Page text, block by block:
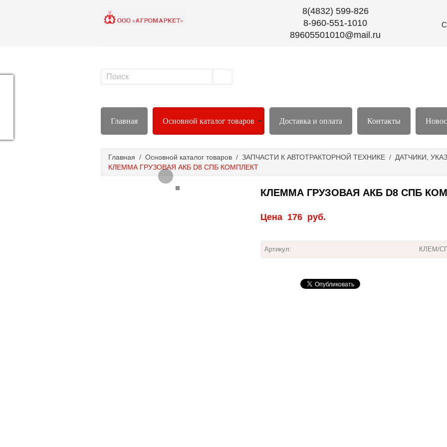
8(4832) 599-826
8-960-551-1010
89605501010@mail.ru
Главная Основной каталог товаров Доставка и оплата Контакты
Главная / Основной каталог товаров / ЗАПЧАСТИ К АВТОТРАКТОРНОЙ ТЕХНИКЕ / ДАТЧИКИ,
КЛЕММА ГРУЗОВАЯ АКБ D8 СПБ КОМПЛЕКТ
КЛЕММА ГРУЗОВАЯ АКБ D8 СПБ
Цена 176 руб.
Артикул: КЛЕМ/